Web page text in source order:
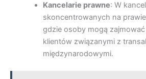
Kancelarie prawne: W
skoncentrowanych na
gdzie osoby mogą
klientów związanymi z
międzynarodowymi.